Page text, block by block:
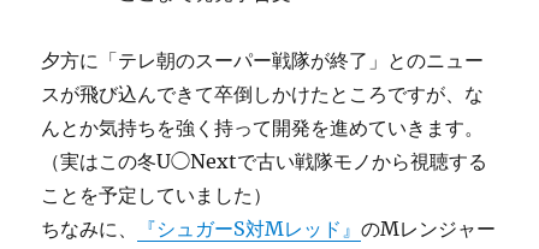
夕方に「テレ朝のスーパー戦隊が終了」とのニュー
スが飛び込んできて卒倒しかけたところですが、な
んとか気持ちを強く持って開発を進めていきます。
（実はこの冬U◯Nextで古い戦隊モノから視聴する
ことを予定していました）
ちなみに、
『シュガーS対Mレッド』のMレンジャー